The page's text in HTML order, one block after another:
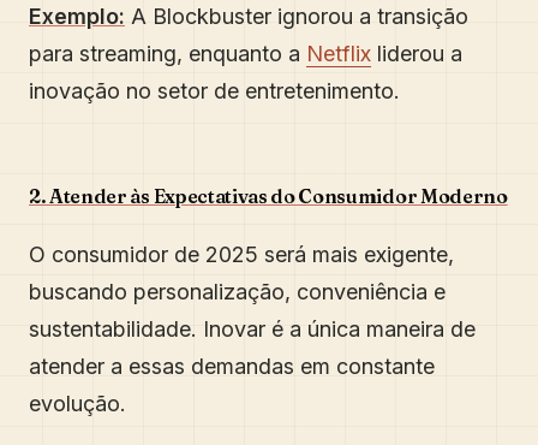
Exemplo: A Blockbuster ignorou a transição
para streaming, enquanto a Netflix liderou a
inovação no setor de entretenimento.
2. Atender às Expectativas do Consumidor Moderno
O consumidor de 2025 será mais exigente,
buscando personalização, conveniência e
sustentabilidade. Inovar é a única maneira de
atender a essas demandas em constante
evolução.